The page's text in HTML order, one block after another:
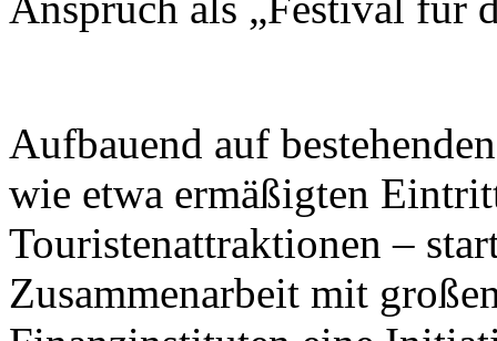
Aufbauend auf
wie etwa ermäßigten
Touristenattraktionen –
Zusammenarbeit mit